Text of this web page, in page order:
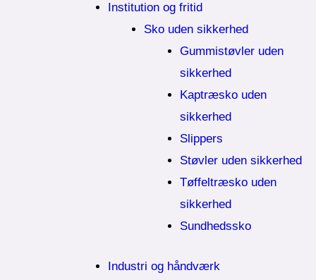
Institution og fritid
Sko uden sikkerhed
Gummistøvler uden
sikkerhed
Kaptræsko uden
sikkerhed
Slippers
Støvler uden sikkerhed
Tøffeltræsko uden
sikkerhed
Sundhedssko
Industri og håndværk